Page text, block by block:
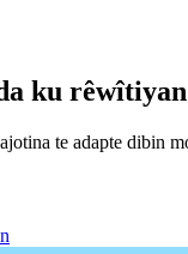
ku
te adapte dibin